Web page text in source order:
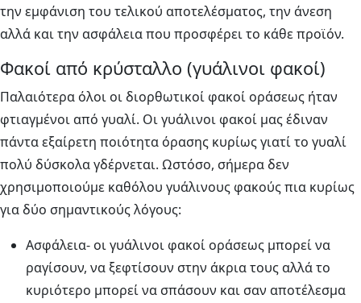
την εμφάνιση του τελικού αποτελέσματος, την άνεση
αλλά και την ασφάλεια που προσφέρει το κάθε προϊόν.
Φακοί από κρύσταλλο (γυάλινοι φακοί)
Παλαιότερα όλοι οι διορθωτικοί φακοί οράσεως ήταν
φτιαγμένοι από γυαλί. Οι γυάλινοι φακοί μας έδιναν
πάντα εξαίρετη ποιότητα όρασης κυρίως γιατί το γυαλί
πολύ δύσκολα γδέρνεται. Ωστόσο, σήμερα δεν
χρησιμοποιούμε καθόλου γυάλινους φακούς πια κυρίως
για δύο σημαντικούς λόγους:
Ασφάλεια- οι γυάλινοι φακοί οράσεως μπορεί να
ραγίσουν, να ξεφτίσουν στην άκρια τους αλλά το
κυριότερο μπορεί να σπάσουν και σαν αποτέλεσμα